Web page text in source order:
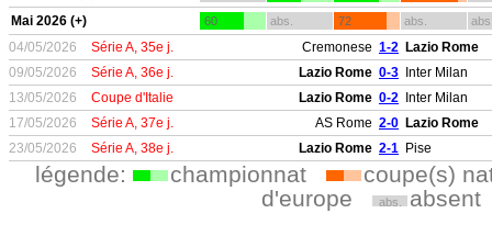
Mai 2026 (+) 60 abs. 72 abs.
04/05/2026 Série A, 35e j. Cremonese 1-2 Lazio Rome
09/05/2026
Série A, 36e j. Lazio Rome 0-3
Inter Milan
13/05/2026
Coupe d'Italie Lazio Rome 0-2
Inter Milan
17/05/2026
Série A, 37e j. AS Rome 2-0 Lazio Rome
23/05/2026
Série A, 38e j. Lazio Rome 2-1 Pise
légende: championnat
coupe(s)
d'europe
abs. absent